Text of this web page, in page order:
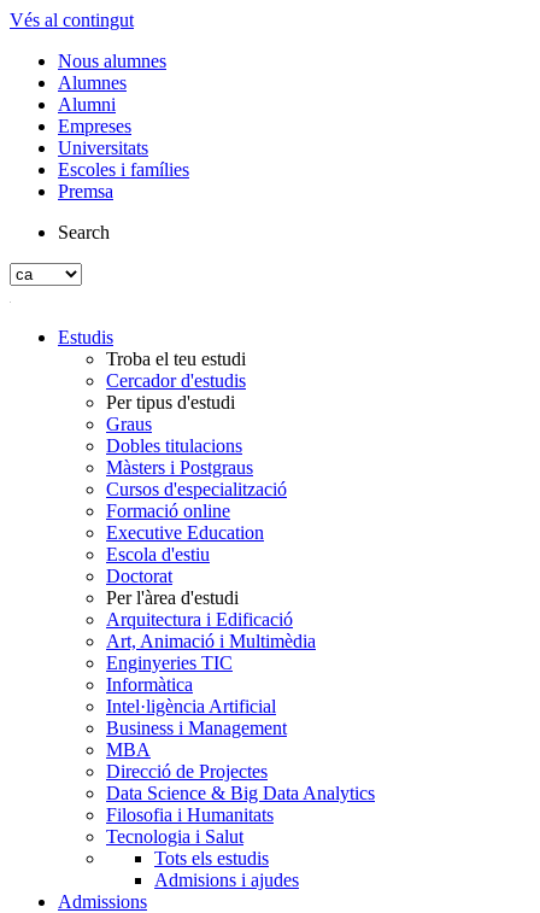
Vés al contingut
Nous alumnes
Alumnes
Alumni
Empreses
Universitats
Escoles i famílies
Premsa
Search
Estudis
Troba el teu estudi
Cercador d'estudis
Per tipus d'estudi
Graus
Dobles titulacions
Màsters i Postgraus
Cursos d'especialització
Formació online
Executive Education
Escola d'estiu
Doctorat
Per l'àrea d'estudi
Arquitectura i Edificació
Art, Animació i Multimèdia
Enginyeries TIC
Informàtica
Intel·ligència Artificial
Business i Management
MBA
Direcció de Projectes
Data Science & Big Data Analytics
Filosofia i Humanitats
Tecnologia i Salut
Tots els estudis
Admisions i ajudes
Admissions